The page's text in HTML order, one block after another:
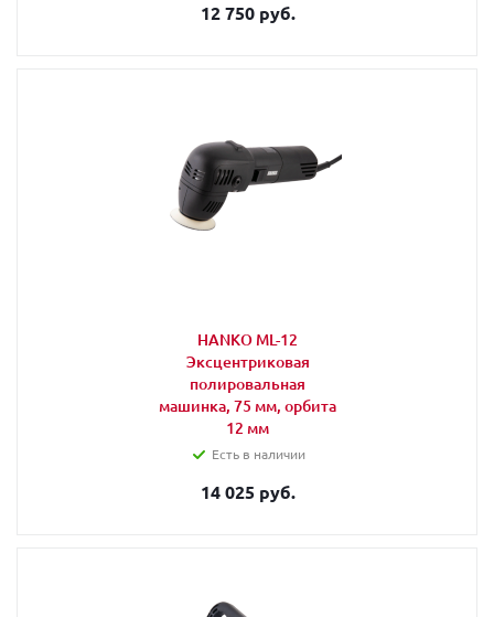
12 750 руб.
HANKO ML-12
Эксцентриковая
полировальная
машинка, 75 мм, орбита
12 мм
Есть в наличии
14 025 руб.